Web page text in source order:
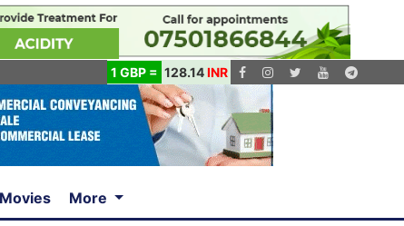
1 GBP = 128.14INR
Movies More